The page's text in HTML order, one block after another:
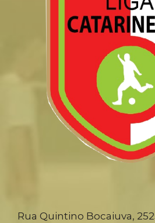
Rua Quintino Bocaiuva,